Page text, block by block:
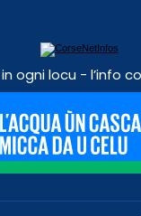
ogni locu - l’info